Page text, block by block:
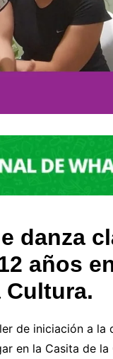
danza
años
Cultura.
de iniciación a la
en la Casita de la